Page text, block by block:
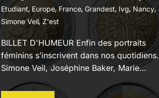
Etudiant,Europe, France, Grandest,Ivg,Nancy,
Simone Veil,Z'est
BILLET D'HUMEUR Enfin des portraits
féminins s’inscrivent dans nos quotidiens.
Simone Veil, Joséphine Baker, Marie…